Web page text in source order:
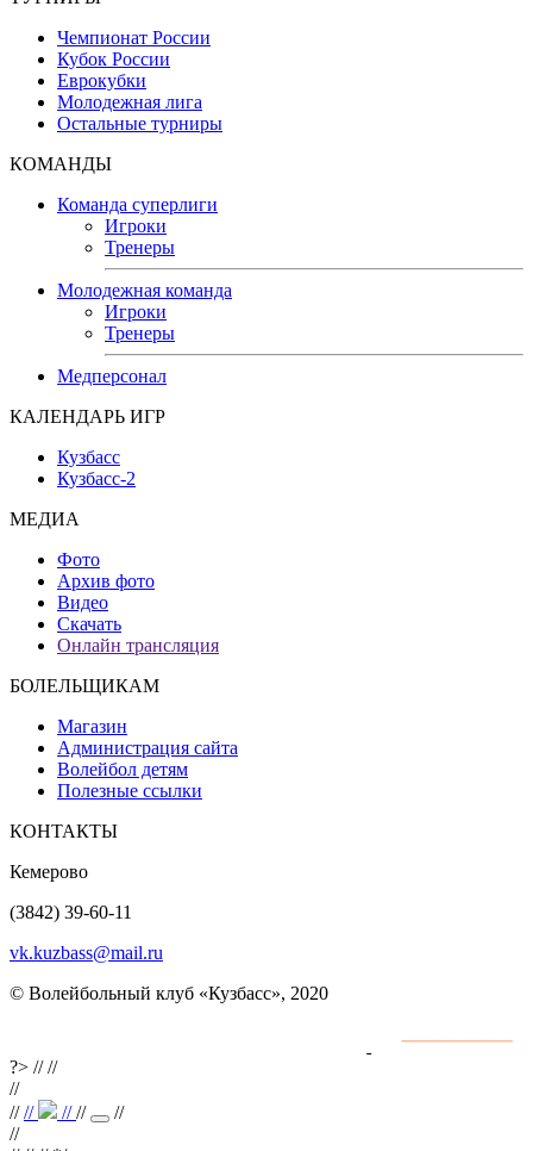
Чемпионат России
Кубок России
Еврокубки
Молодежная лига
Остальные турниры
КОМАНДЫ
Команда суперлиги
Игроки
Тренеры
Молодежная команда
Игроки
Тренеры
Медперсонал
КАЛЕНДАРЬ ИГР
Кузбасс
Кузбасс-2
МЕДИА
Фото
Архив фото
Видео
Скачать
Онлайн трансляция
БОЛЕЛЬЩИКАМ
Магазин
Администрация сайта
Волейбол детям
Полезные ссылки
КОНТАКТЫ
Кемерово
(3842) 39-60-11
vk.kuzbass@mail.ru
© Волейбольный клуб «Кузбасс», 2020
?> ////
//
//// ////
//
//